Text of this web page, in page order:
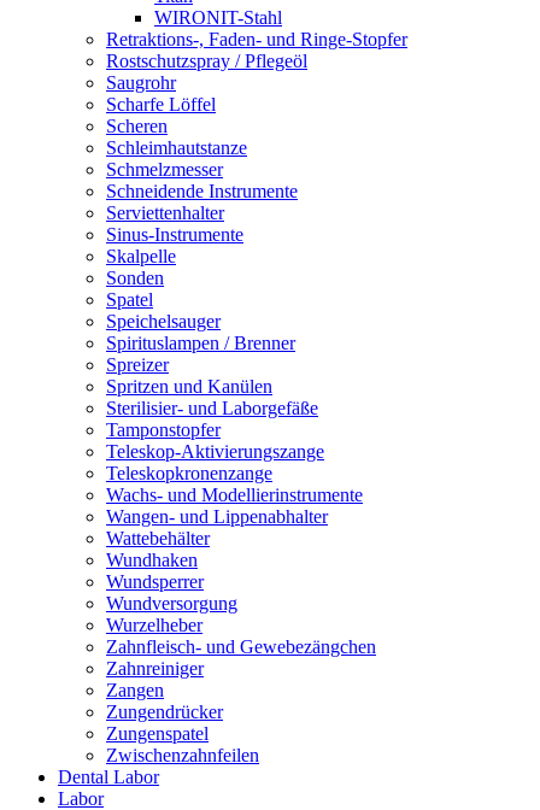
WIRONIT-Stahl
Retraktions-, Faden- und Ringe-Stopfer
Rostschutzspray / Pflegeöl
Saugrohr
Scharfe Löffel
Scheren
Schleimhautstanze
Schmelzmesser
Schneidende Instrumente
Serviettenhalter
Sinus-Instrumente
Skalpelle
Sonden
Spatel
Speichelsauger
Spirituslampen / Brenner
Spreizer
Spritzen und Kanülen
Sterilisier- und Laborgefäße
Tamponstopfer
Teleskop-Aktivierungszange
Teleskopkronenzange
Wachs- und Modellierinstrumente
Wangen- und Lippenabhalter
Wattebehälter
Wundhaken
Wundsperrer
Wundversorgung
Wurzelheber
Zahnfleisch- und Gewebezängchen
Zahnreiniger
Zangen
Zungendrücker
Zungenspatel
Zwischenzahnfeilen
Dental Labor
Labor